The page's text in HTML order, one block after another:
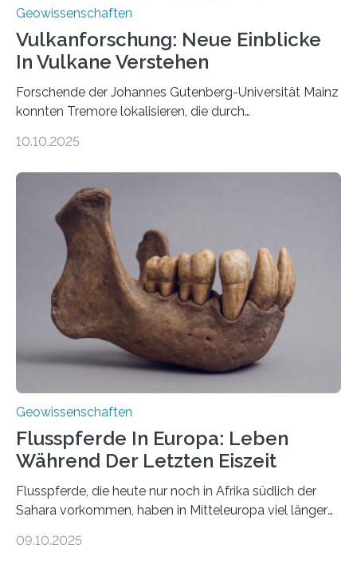
Geowissenschaften
Vulkanforschung: Neue Einblicke
In Vulkane Verstehen
Forschende der Johannes Gutenberg-Universität Mainz
konnten Tremore lokalisieren, die durch
Vulkan? Was passiert in der Erde darunter? Wo
erzeugt durch Magma oder Gase, die sich durch
Schlote einen Weg nach oben bahnen? Jun.-Prof. Dr.
Miriam Christina Reiss, Vulkanseismologin an der
Johannes Gutenberg-Universität Mainz (JGU), und ihr
Team haben am Vulkan Oldoinyo Lengai in Tansania
solche Tremore lokalisiert. „Wir konnten die Tremore
nicht nur nachweisen, sondern ihren Ort in…
10.10.2025
Geowissenschaften
Flusspferde In Europa: Leben
Während Der Letzten Eiszeit
Flusspferde, die heute nur noch in Afrika südlich der
Sahara vorkommen, haben in Mitteleuropa viel länger
Knochenfunden zeigen, dass Flusspferde noch vor
09.10.2025